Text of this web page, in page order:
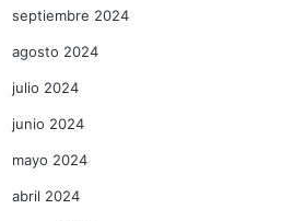
septiembre 2024
agosto 2024
julio 2024
junio 2024
mayo 2024
abril 2024